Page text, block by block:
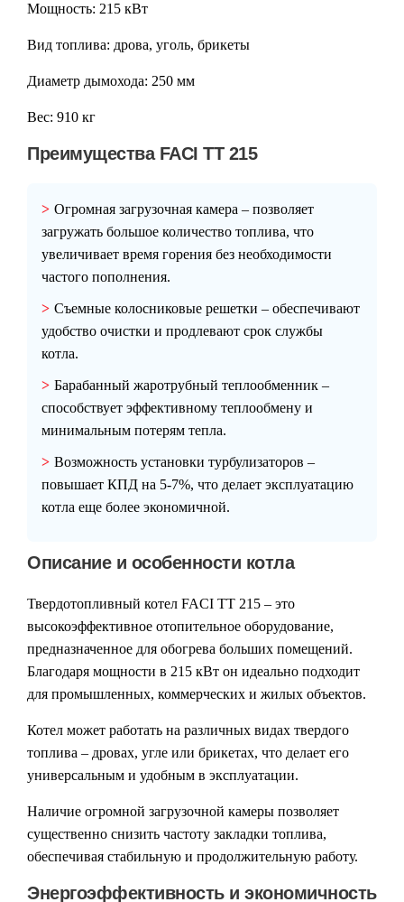
Мощность: 215 кВт
Вид топлива: дрова, уголь, брикеты
Диаметр дымохода: 250 мм
Вес: 910 кг
Преимущества FACI TT 215
Огромная загрузочная камера – позволяет
загружать большое количество топлива, что
увеличивает время горения без необходимости
частого пополнения.
Съемные колосниковые решетки – обеспечивают
удобство очистки и продлевают срок службы
котла.
Барабанный жаротрубный теплообменник –
способствует эффективному теплообмену и
минимальным потерям тепла.
Возможность установки турбулизаторов –
повышает КПД на 5-7%, что делает эксплуатацию
котла еще более экономичной.
Описание и особенности котла
Твердотопливный котел FACI TT 215 – это
высокоэффективное отопительное оборудование,
предназначенное для обогрева больших помещений.
Благодаря мощности в 215 кВт он идеально подходит
для промышленных, коммерческих и жилых объектов.
Котел может работать на различных видах твердого
топлива – дровах, угле или брикетах, что делает его
универсальным и удобным в эксплуатации.
Наличие огромной загрузочной камеры позволяет
существенно снизить частоту закладки топлива,
обеспечивая стабильную и продолжительную работу.
Энергоэффективность и экономичность